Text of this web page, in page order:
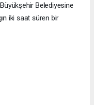
Belediyesine
iki saat süren bir